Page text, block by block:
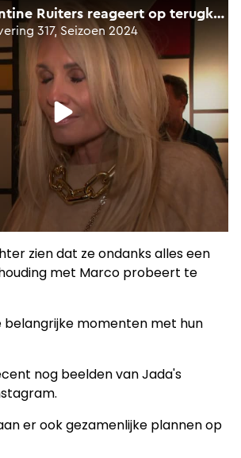
zien dat ze ondanks alles een
met Marco probeert te
belangrijke momenten met hun
nog beelden van Jada's
er ook gezamenlijke plannen op